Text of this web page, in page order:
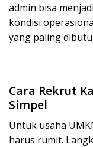
admin bisa
kondisi
yang paling
Cara Rekrut
Simpel
Untuk usaha
harus rumit.